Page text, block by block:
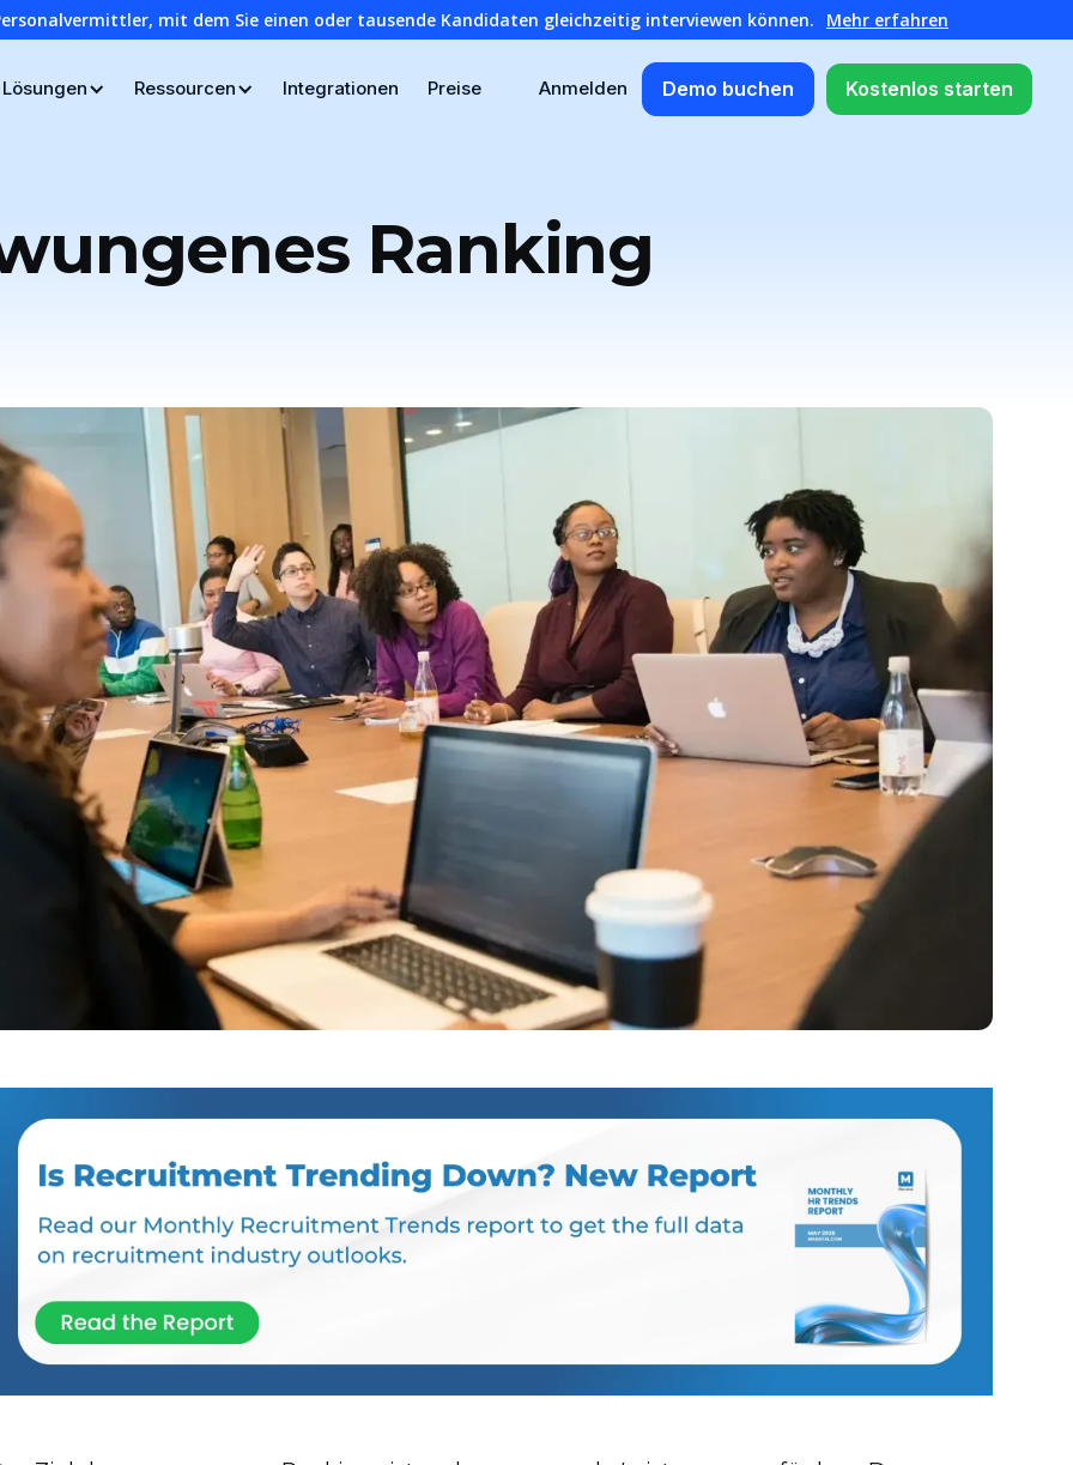
mit dem Sie einen oder tausende Kandidaten gleichzeitig interviewen können. Mehr erfahren
Lösungen Ressourcen Integrationen Preise Anmelden Demo buchen Kostenlos starten
Ranking